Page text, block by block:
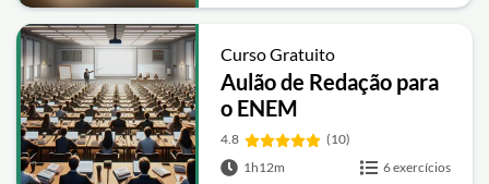
Curso Gratuito
Aulão de Redação para
o ENEM
4.8
(10)
1h12m
6 exercícios